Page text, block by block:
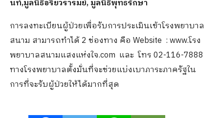
นท์,มูลนิธิอริยวรารมย์, มูลนิธิพุทธรักษา
การลงทะเบียนผู้ป่วยเพื่อรับการประเมินเข้าโรงพยาบาล
สนาม สามารถทำได้ 2 ช่องทาง คือ Website : www.โรง
พยาบาลสนามแสงแห่งใจ.com และ โทร 02-116-7888
ทางโรงพยาบาลตั้งมั่นที่จะช่วยแบ่งเบาภาระภาครัฐใน
การที่จะรับผู้ป่วยให้ได้มากที่สุด